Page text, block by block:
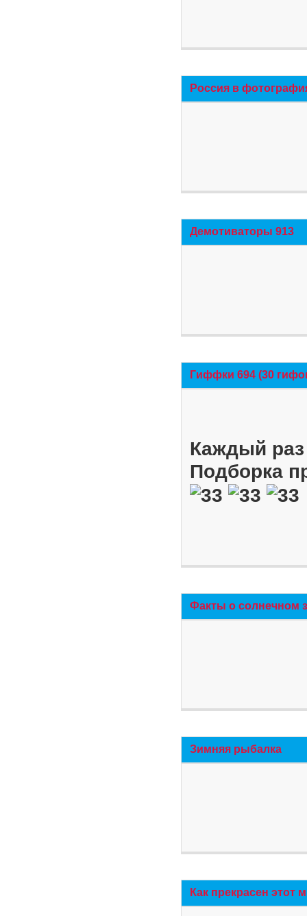
Россия в
Демотиваторы 913
Гиффки 694 (30
Каждый
Подборка
Факты о солнечном
Зимняя рыбалка
Как прекрасен этот